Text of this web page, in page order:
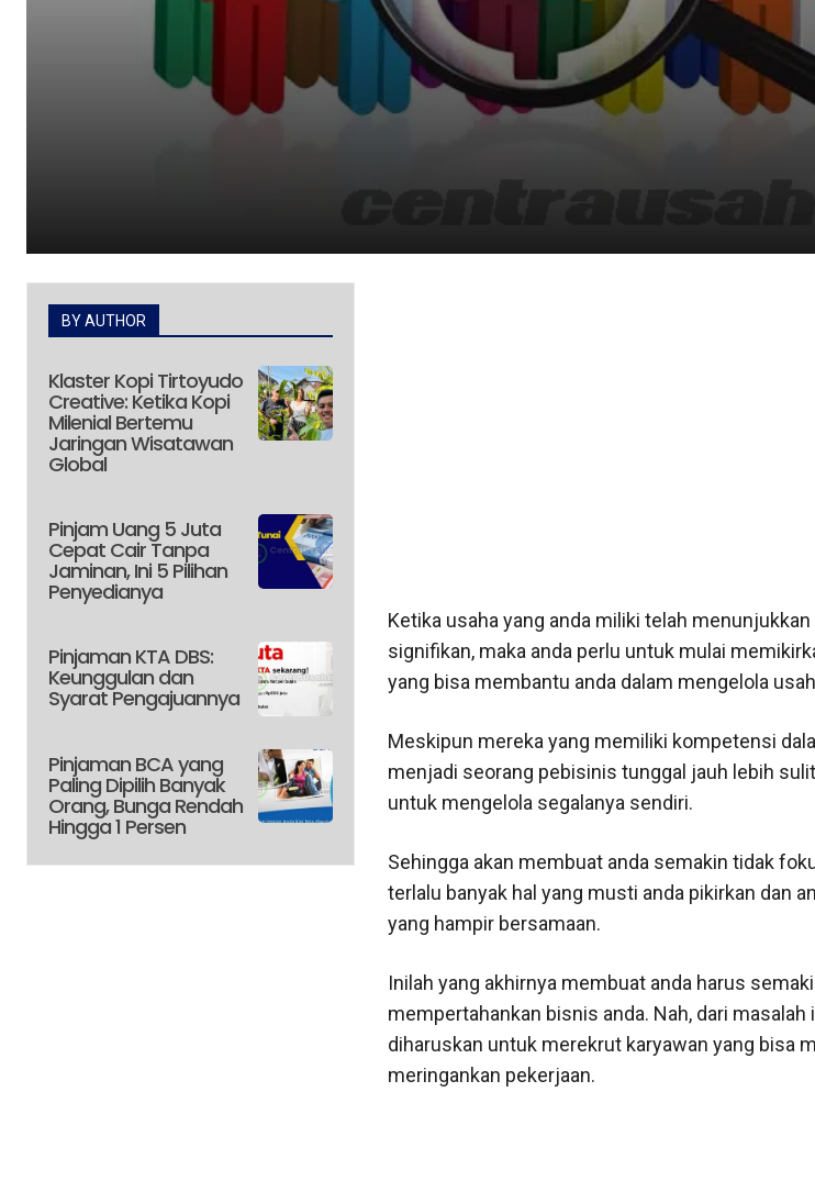
BY AUTHOR
Klaster Kopi Tirtoyudo
Creative: Ketika Kopi
Milenial Bertemu
Jaringan Wisatawan
Global
Pinjam Uang 5 Juta
Cepat Cair Tanpa
Jaminan, Ini 5 Pilihan
Penyedianya
Pinjaman KTA DBS:
Keunggulan dan
Syarat Pengajuannya
Pinjaman BCA yang
Paling Dipilih Banyak
Orang, Bunga Rendah
Hingga 1 Persen
Ketika usaha yang anda miliki telah
signifikan, maka anda perlu untuk mulai
yang bisa membantu anda dalam mengelola
Meskipun mereka yang memiliki kompetensi
menjadi seorang pebisinis tunggal jauh lebih
untuk mengelola segalanya sendiri.
Sehingga akan membuat anda semakin tidak
terlalu banyak hal yang musti anda pikirkan dan
yang hampir bersamaan.
Inilah yang akhirnya membuat anda harus
mempertahankan bisnis anda. Nah, dari
diharuskan untuk merekrut karyawan yang bisa
meringankan pekerjaan.